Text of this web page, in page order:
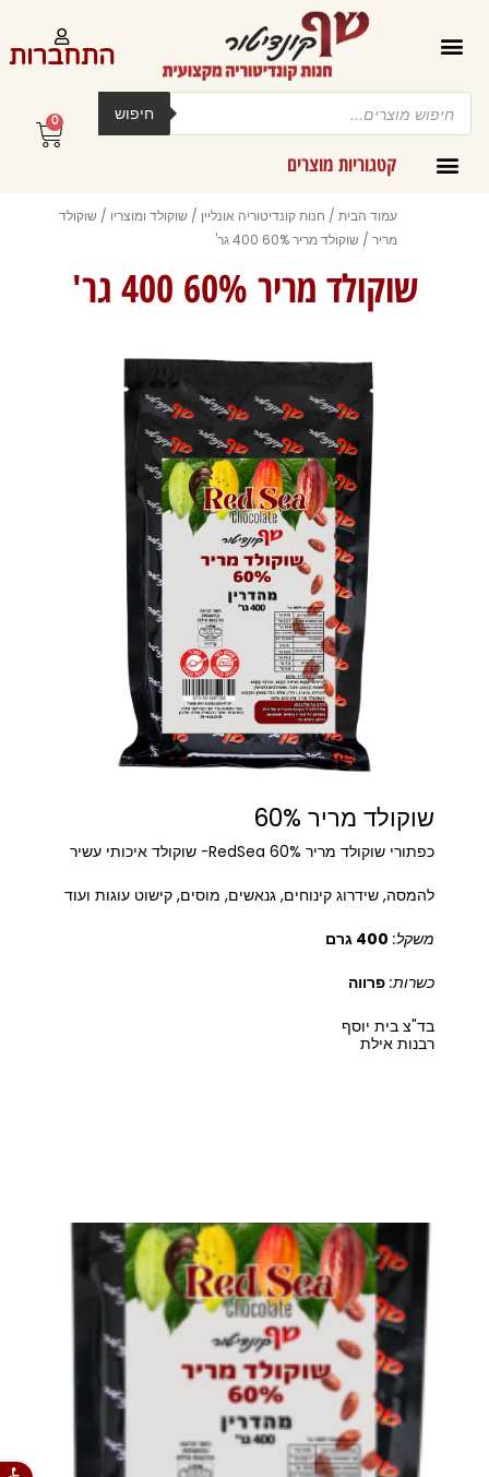
פתח
התחברות
Products
search
חיפוש
קטגוריות מוצרים
0
עגלת
קניות
עמוד הבית / חנות קונדיטוריה אונליין / שוקולד ומוצריו / שוקולד
מריר / שוקולד מריר 60% 400 גר'
שוקולד מריר 60% 400 גר'
שוקולד מריר 60%
כפתורי שוקולד מריר 60% RedSea- שוקולד איכותי עשיר
להמסה, שידרוג קינוחים, גנאשים, מוסים, קישוט עוגות ועוד
משקל: 400 גרם
כשרות: פרווה
בד"צ בית יוסף
רבנות אילת